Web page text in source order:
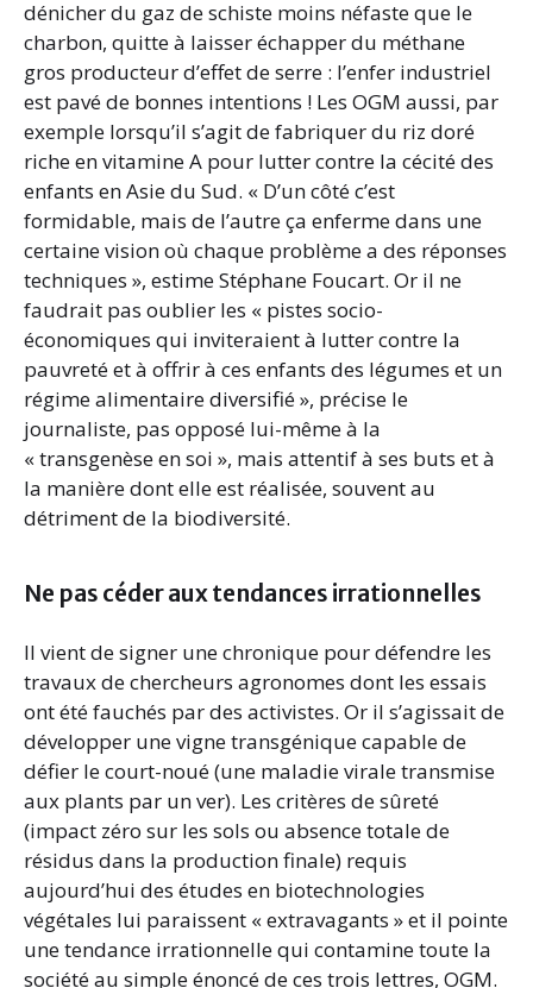
dénicher du gaz de schiste moins néfaste que le
charbon, quitte à laisser échapper du méthane
gros producteur d’effet de serre : l’enfer industriel
est pavé de bonnes intentions ! Les OGM aussi, par
exemple lorsqu’il s’agit de fabriquer du riz doré
riche en vitamine A pour lutter contre la cécité des
enfants en Asie du Sud. « D’un côté c’est
formidable, mais de l’autre ça enferme dans une
certaine vision où chaque problème a des réponses
techniques », estime Stéphane Foucart. Or il ne
faudrait pas oublier les « pistes socio-
économiques qui inviteraient à lutter contre la
pauvreté et à offrir à ces enfants des légumes et un
régime alimentaire diversifié », précise le
journaliste, pas opposé lui-même à la
« transgenèse en soi », mais attentif à ses buts et à
la manière dont elle est réalisée, souvent au
détriment de la biodiversité.
Ne pas céder aux tendances irrationnelles
Il vient de signer une chronique pour défendre les
travaux de chercheurs agronomes dont les essais
ont été fauchés par des activistes. Or il s’agissait de
développer une vigne transgénique capable de
défier le court-noué (une maladie virale transmise
aux plants par un ver). Les critères de sûreté
(impact zéro sur les sols ou absence totale de
résidus dans la production finale) requis
aujourd’hui des études en biotechnologies
végétales lui paraissent « extravagants » et il pointe
une tendance irrationnelle qui contamine toute la
société au simple énoncé de ces trois lettres, OGM.